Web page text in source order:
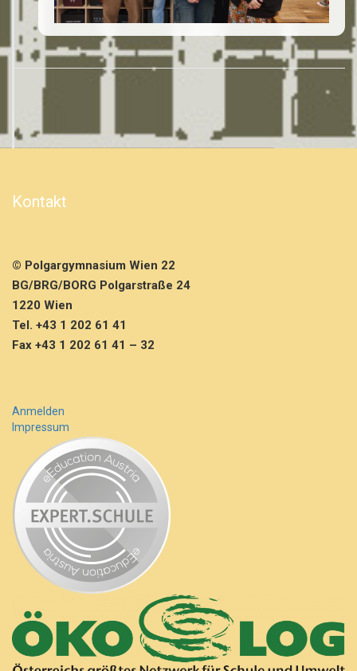
Kontakt
© Polgargymnasium Wien 22
BG/BRG/BORG Polgarstraße 24
1220 Wien
Tel. +43 1 202 61 41
Fax +43 1 202 61 41 – 32
Anmelden
Impressum